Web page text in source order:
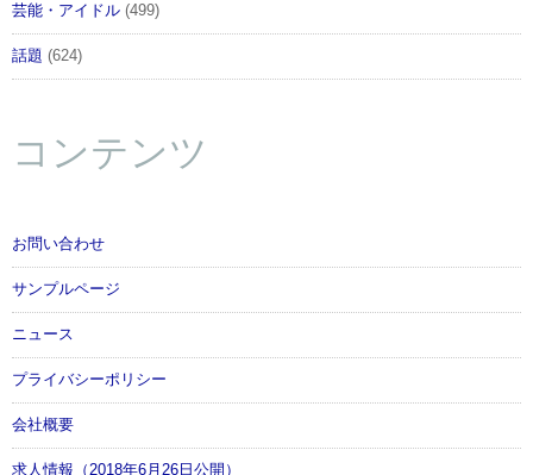
芸能・アイドル (499)
話題 (624)
コンテンツ
お問い合わせ
サンプルページ
ニュース
プライバシーポリシー
会社概要
求人情報（2018年6月26日公開）